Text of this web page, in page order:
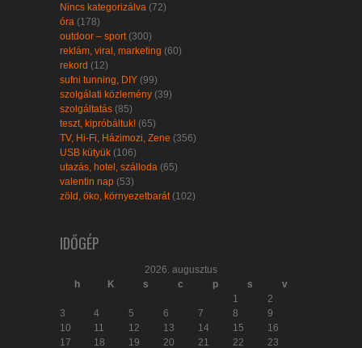
Nincs kategorizálva (72)
óra (178)
outdoor – sport (300)
reklám, viral, marketing (60)
rekord (12)
sufni tunning, DIY (99)
szolgálati közlemény (39)
szolgáltatás (85)
teszt, kipróbáltuk! (65)
TV, Hi-Fi, Házimozi, Zene (356)
USB kütyük (106)
utazás, hotel, szálloda (65)
valentin nap (53)
zöld, öko, környezetbarát (102)
IDŐGÉP
2026. augusztus
h
K s c p s
v
1
2
3
4 5 6 7 8
9
10
11 12 13 14 15
16
17
18 19 20 21 22
23